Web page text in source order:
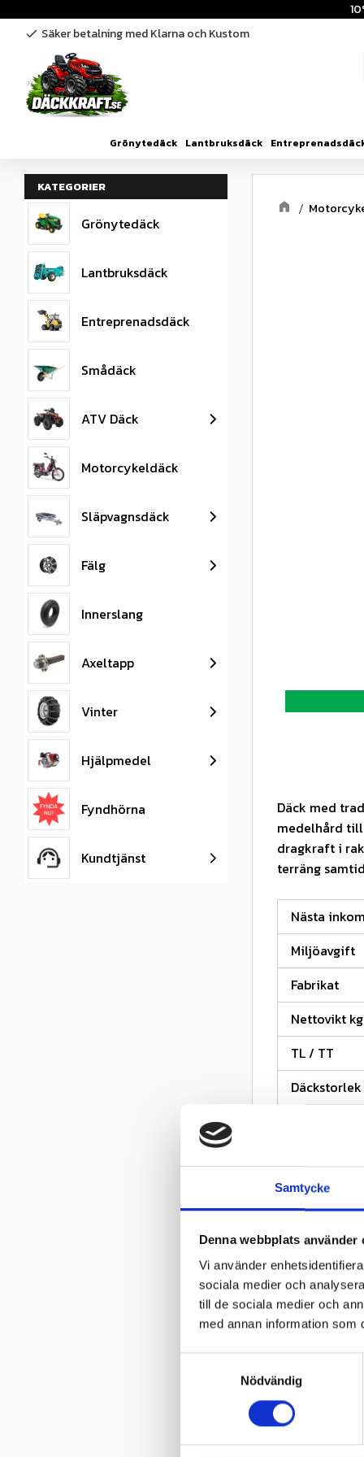
Samtycke
Denna webbplats använder
Vi använder
sociala medier och
till de sociala medier och
med annan information som
Nödvändig
check Säker betalning med Klarna och Kustom
Grönytedäck Lantbruksdäck
Däck med
medelhård
dragkraft i
terräng
Nästa
Miljöavgift
Fabrikat
Nettovikt kg
TL / TT
Däckstorlek
Höjd mm
Lastindex
Lufttryck
Lastindex
KATEGORIER
Grönytedäck
Lantbruksdäck
Entreprenadsdäck
Smådäck
ATV Däck
Motorcykeldäck
Släpvagnsdäck
Fälg
Innerslang
Axeltapp
Vinter
Hjälpmedel
Fyndhörna
Kundtjänst